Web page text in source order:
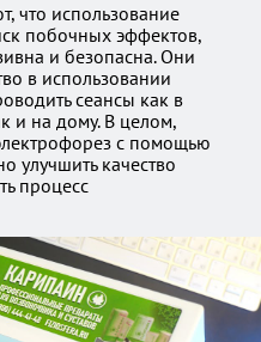
что использование
побочных эффектов,
и безопасна. Они
в использовании
сеансы как в
и на дому. В целом,
с помощью
улучшить качество
процесс